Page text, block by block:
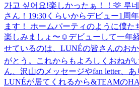
가고 싶어요!楽しかったぁ！！🫶 루
さん！19:30くらいからデビュー1周
ます！ ホームパーティのように僕た
楽しみましょ〜☺️ デビューして一年
せているのは、LUNÉの皆さんのお
がとう。これからもよろしくおねが
ん、沢山のメッセージやfan letter、
LUNÉが居てくれるから&TEAMの